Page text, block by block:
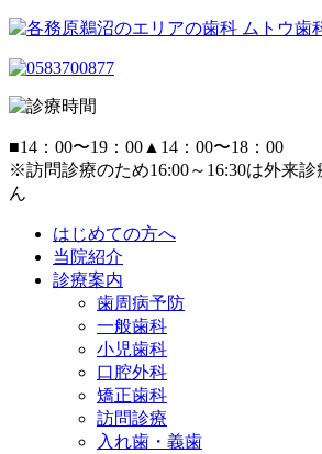
■14：00〜19：00 ▲ 14：00〜18：00
※訪問診療のため16:00～16:30は外来
ん
はじめての方へ
当院紹介
診療案内
歯周病予防
一般歯科
小児歯科
口腔外科
矯正歯科
訪問診療
入れ歯・義歯